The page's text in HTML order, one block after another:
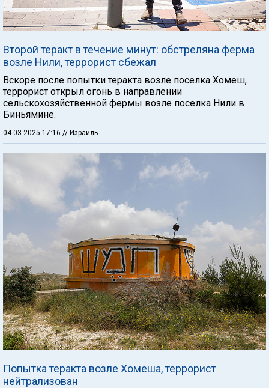
Второй теракт в течение минут: обстреляна ферма
возле Нили, террорист сбежал
Вскоре после попытки теракта возле поселка Хомеш,
террорист открыл огонь в направлении
сельскохозяйственной фермы возле поселка Нили в
Биньямине.
04.03.2025 17:16 // Израиль
Попытка теракта возле Хомеша, террорист
нейтрализован